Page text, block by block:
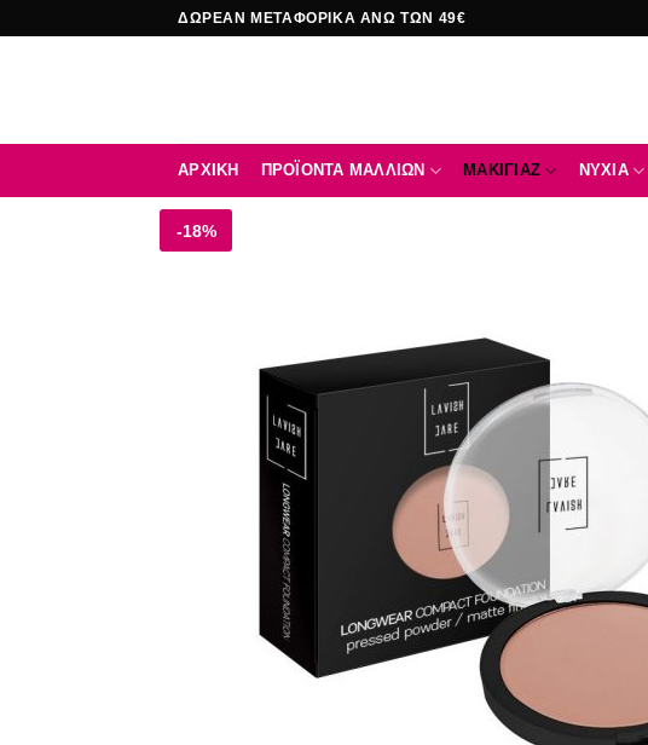
ΔΩΡΕΑΝ ΜΕΤΑΦΟΡΙΚΑ ΑΝΩ ΤΩΝ 49€
ΑΡΧΙΚΉ ΠΡΟΪΟΝΤΑ ΜΑΛΛΙΩΝ ΜΑΚΙΓΙΑΖ NYXIA
-18%